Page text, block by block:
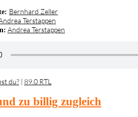
Bernhard Zeller
Terstappen
Andrea Terstappen
du? | 89.0 RTL
zu billig zugleich